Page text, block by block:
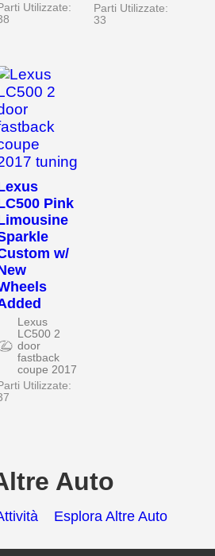
Utilizzate:
Parti Utilizzate:
33
Pink
w/
Lexus
LC500 2
door
fastback
coupe 2017
Utilizzate:
Auto
Esplora Altre Auto